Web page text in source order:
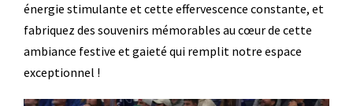
énergie stimulante et cette effervescence constante, et
fabriquez des souvenirs mémorables au cœur de cette
ambiance festive et gaieté qui remplit notre espace
exceptionnel !